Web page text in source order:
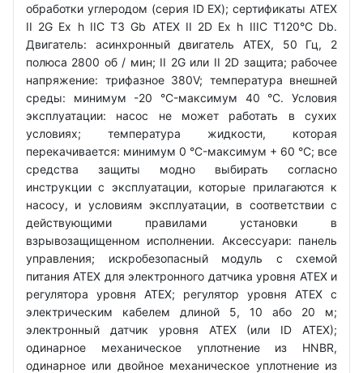
обработки углеродом (серия ID EX); сертификаты ATEX
II 2G Ex h IIC T3 Gb ATEX II 2D Ex h IIIC T120°C Db.
Двигатель: асинхронный двигатель ATEX, 50 Гц, 2
полюса 2800 об / мин; II 2G или II 2D защита; рабочее
напряжение: трифазное 380V; температура внешней
среды: минимум -20 °C-максимум 40 °C. Условия
эксплуатации: насос не может работать в сухих
условиях; температура жидкости, которая
перекачивается: минимум 0 °C-максимум + 60 °C; все
средства защиты модно выбирать согласно
инструкции с эксплуатации, которые прилагаются к
насосу, и условиям эксплуатации, в соответствии с
действующими правилами установки в
взрывозащищенном исполнении. Аксессуари: панель
управления; искробезопасный модуль с схемой
питания ATEX для электронного датчика уровня ATEX и
регулятора уровня ATEX; регулятор уровня ATEX с
электрическим кабелем длиной 5, 10 або 20 м;
электронный датчик уровня ATEX (или ID ATEX);
одинарное механическое уплотнение из HNBR,
одинарное или двойное механическое уплотнение из